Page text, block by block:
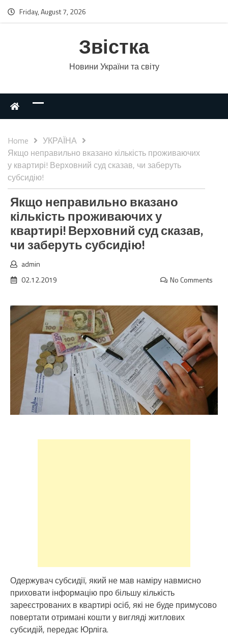
Friday, August 7, 2026
Звістка
Новини України та світу
Home
УКРАЇНА
Якщо неправильно вказано кількість проживаючих
у квартирі! Верховний суд сказав, чи заберуть
субсидію!
Якщо неправильно вказано
кількість проживаючих у
квартирі! Верховний суд сказав,
чи заберуть субсидію!
admin
02.12.2019
No Comments
Одержувач субсидії, який не мав наміру навмисно
приховати інформацію про більшу кількість
зареєстрованих в квартирі осіб, які не буде примусово
повертати отримані кошти у вигляді житлових
субсидій, передає Юрліга.